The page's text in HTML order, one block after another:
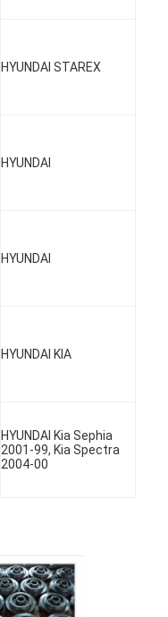
HYUNDAI STAREX
HYUNDAI
HYUNDAI
HYUNDAI KIA
HYUNDAI Kia Sephia
2001-99, Kia Spectra
2004-00